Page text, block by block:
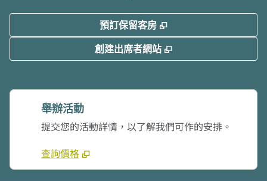
預訂保留客房 ,
創建出席者網站 ,
舉辦活動
提交您的活動詳情，以了解我們可作的安排。
查詢價格